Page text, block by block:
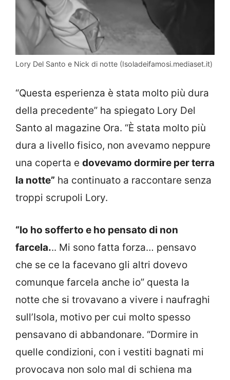
Lory Del Santo e Nick di notte (Isoladeifamosi.mediaset.it)
“Questa esperienza è stata molto più dura
della precedente” ha spiegato Lory Del
Santo al magazine Ora. “È stata molto più
dura a livello fisico, non avevamo neppure
una coperta e dovevamo dormire per terra
la notte” ha continuato a raccontare senza
troppi scrupoli Lory.
“Io ho sofferto e ho pensato di non
farcela... Mi sono fatta forza… pensavo
che se ce la facevano gli altri dovevo
comunque farcela anche io” questa la
notte che si trovavano a vivere i naufraghi
sull’Isola, motivo per cui molto spesso
pensavano di abbandonare. “Dormire in
quelle condizioni, con i vestiti bagnati mi
provocava non solo mal di schiena ma